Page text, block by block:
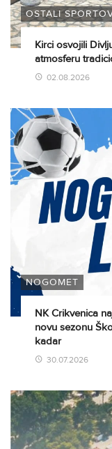
OSTALI
Kirci osvojili
atmosferu
02.08.2026
NOGOMET
NK Crikvenica
novu sezonu
kadar
30.07.2026